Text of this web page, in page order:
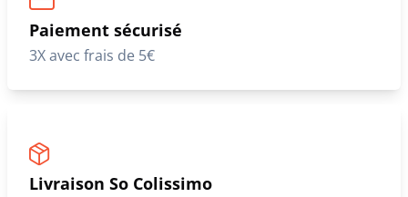
Paiement sécurisé
3X avec frais de 5€
Livraison So Colissimo